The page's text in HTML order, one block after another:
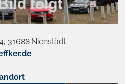
31688 Nienstädt